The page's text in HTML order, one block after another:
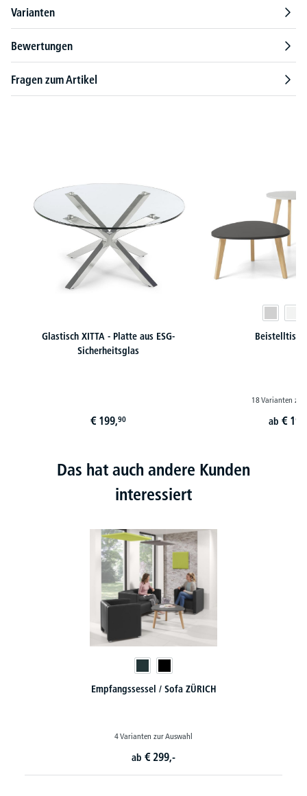
Varianten
Bewertungen
Fragen zum Artikel
Glastisch XITTA - Platte aus ESG-
Sicherheitsglas
€ 199,90
18 Varianten zur
ab €
Das hat auch andere Kunden
interessiert
Empfangssessel / Sofa ZÜRICH
4 Varianten zur Auswahl
ab € 299,-